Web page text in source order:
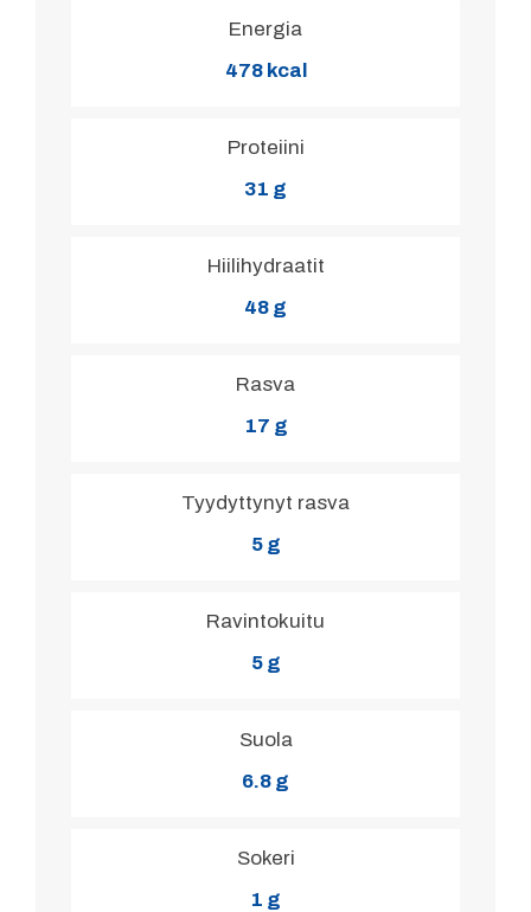
Energia
478 kcal
Proteiini
31 g
Hiilihydraatit
48 g
Rasva
17 g
Tyydyttynyt rasva
5 g
Ravintokuitu
5 g
Suola
6.8 g
Sokeri
1 g